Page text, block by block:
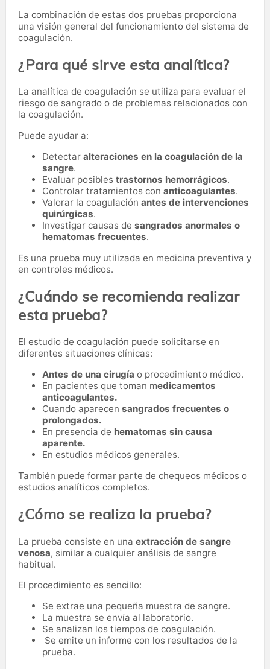
La combinación de estas dos pruebas proporciona
una visión general del funcionamiento del sistema de
coagulación.
¿Para qué sirve esta analítica?
La analítica de coagulación se utiliza para evaluar el
riesgo de sangrado o de problemas relacionados con
la coagulación.
Puede ayudar a:
Detectar alteraciones en la coagulación de la
sangre.
Evaluar posibles trastornos hemorrágicos.
Controlar tratamientos con anticoagulantes.
Valorar la coagulación antes de intervenciones
quirúrgicas.
Investigar causas de sangrados anormales o
hematomas frecuentes.
Es una prueba muy utilizada en medicina preventiva y
en controles médicos.
¿Cuándo se recomienda realizar
esta prueba?
El estudio de coagulación puede solicitarse en
diferentes situaciones clínicas:
Antes de una cirugía o procedimiento médico.
En pacientes que toman medicamentos
anticoagulantes.
Cuando aparecen sangrados frecuentes o
prolongados.
En presencia de hematomas sin causa
aparente.
En estudios médicos generales.
También puede formar parte de chequeos médicos o
estudios analíticos completos.
¿Cómo se realiza la prueba?
La prueba consiste en una extracción de sangre
venosa, similar a cualquier análisis de sangre
habitual.
El procedimiento es sencillo:
Se extrae una pequeña muestra de sangre.
La muestra se envía al laboratorio.
Se analizan los tiempos de coagulación.
Se emite un informe con los resultados de la
prueba.